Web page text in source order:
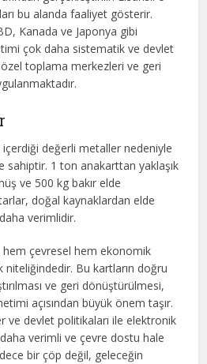
bu alanda faaliyet gösterir.
Kanada ve Japonya gibi
çok daha sistematik ve devlet
toplama merkezleri ve geri
içerdiği değerli metaller nedeniyle
sahiptir. 1 ton anakarttan yaklaşık
ve 500 kg bakır elde
doğal kaynaklardan elde
verimlidir.
hem çevresel hem ekonomik
niteliğindedir. Bu kartların doğru
ve geri dönüştürülmesi,
açısından büyük önem taşır.
ve devlet politikaları ile elektronik
verimli ve çevre dostu hale
bir çöp değil, geleceğin